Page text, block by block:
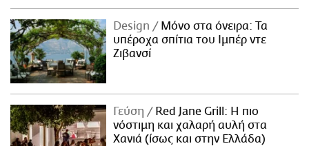
Design
Μόνο στα όνειρα: Τα
υπέροχα σπίτια του Ιμπέρ ντε
Ζιβανσί
Γεύση
Red Jane Grill: Η πιο
νόστιμη και χαλαρή αυλή στα
Χανιά (ίσως και στην Ελλάδα)